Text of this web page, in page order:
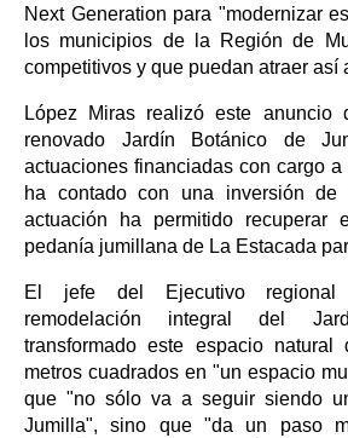
Next Generation para "modernizar
los municipios de la Región de
competitivos y que puedan atraer así
López Miras realizó este anuncio
renovado Jardín Botánico de
actuaciones financiadas con cargo
ha contado con una inversión de
actuación ha permitido recuperar
pedanía jumillana de La Estacada
El jefe del Ejecutivo
remodelación integral del
transformado este espacio
metros cuadrados en "un espacio
que "no sólo va a seguir siendo
Jumilla", sino que "da un paso